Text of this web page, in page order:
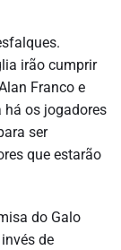
irão cumprir
Franco e
há os jogadores
ser
que estarão
do Galo
de